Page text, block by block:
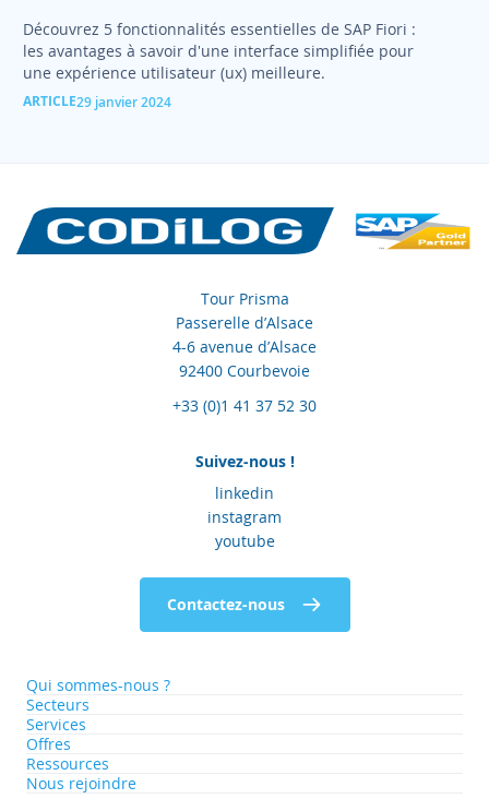
Découvrez 5 fonctionnalités essentielles de SAP Fiori :
les avantages à savoir d'une interface simplifiée pour
une expérience utilisateur (ux) meilleure.
ARTICLE29 janvier 2024
Tour Prisma
Passerelle d’Alsace
4-6 avenue d’Alsace
92400 Courbevoie
+33 (0)1 41 37 52 30
Suivez-nous !
linkedin
instagram
youtube
Contactez-nous
Qui sommes-nous ?
Secteurs
Services
Offres
Ressources
Nous rejoindre